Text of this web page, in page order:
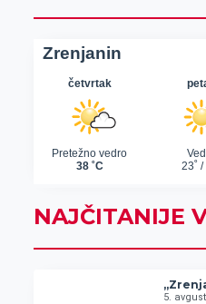
NAJČITANIJE
5.